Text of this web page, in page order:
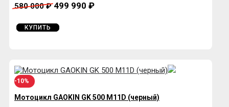
580 000 ₽ 499 990 ₽
КУПИТЬ
-10%
Мотоцикл GAOKIN GK 500 М11D (черный)